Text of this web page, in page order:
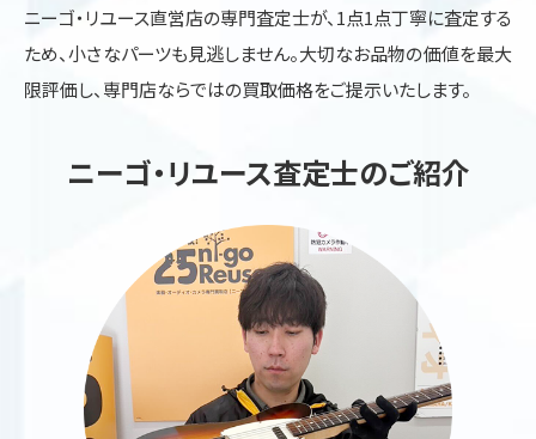
ニーゴ・リユース直営店の専門査定士が、1点1点丁寧に査定する
ため、小さなパーツも見逃しません。大切なお品物の価値を最大
限評価し、専門店ならではの買取価格をご提示いたします。
ニーゴ・リユース査定士のご紹介